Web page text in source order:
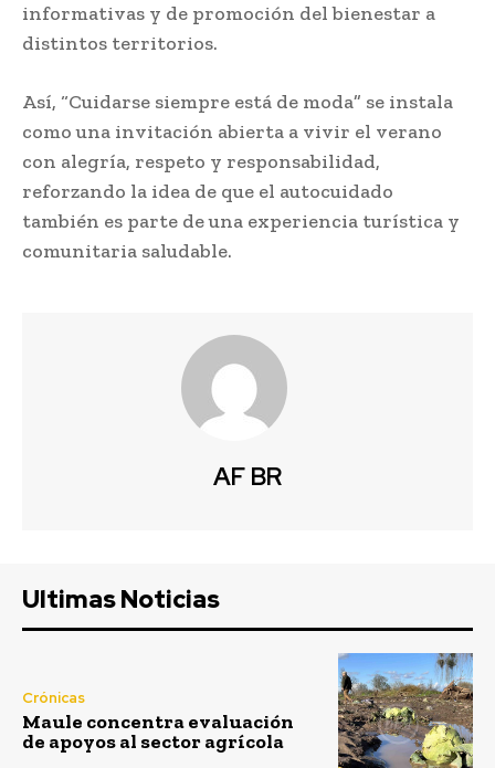
informativas y de promoción del bienestar a
distintos territorios.
Así, “Cuidarse siempre está de moda” se instala
como una invitación abierta a vivir el verano
con alegría, respeto y responsabilidad,
reforzando la idea de que el autocuidado
también es parte de una experiencia turística y
comunitaria saludable.
AF BR
Ultimas Noticias
Crónicas
Maule concentra evaluación
de apoyos al sector agrícola